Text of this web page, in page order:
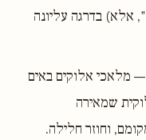
אלא) בדרגה עליונה
— מלאכי אלוקים באים
שמאירה
וחוזר חלילה.